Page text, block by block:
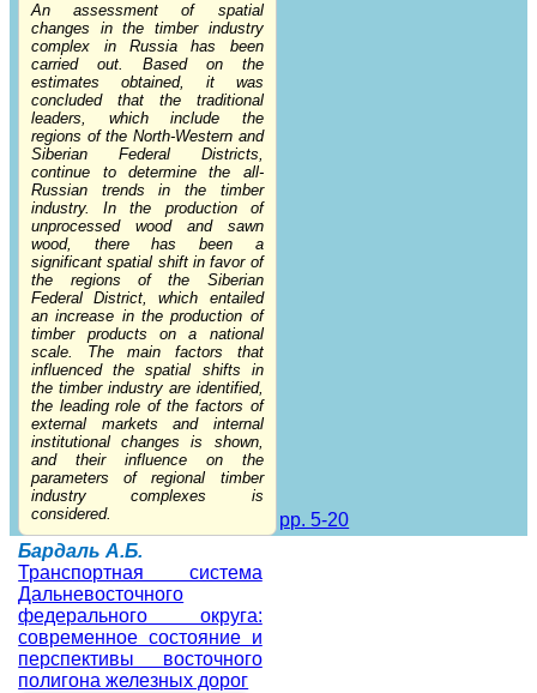
An assessment of spatial
changes in the timber industry
complex in Russia has been
carried out. Based on the
estimates obtained, it was
concluded that the traditional
leaders, which include the
regions of the North-Western and
Siberian Federal Districts,
continue to determine the all-
Russian trends in the timber
industry. In the production of
unprocessed wood and sawn
wood, there has been a
significant spatial shift in favor of
the regions of the Siberian
Federal District, which entailed
an increase in the production of
timber products on a national
scale. The main factors that
influenced the spatial shifts in
the timber industry are identified,
the leading role of the factors of
external markets and internal
institutional changes is shown,
and their influence on the
parameters of regional timber
industry complexes is
considered.
pp. 5-20
Бардаль А.Б.
Транспортная система
Дальневосточного
федерального округа:
современное состояние и
перспективы восточного
полигона железных дорог